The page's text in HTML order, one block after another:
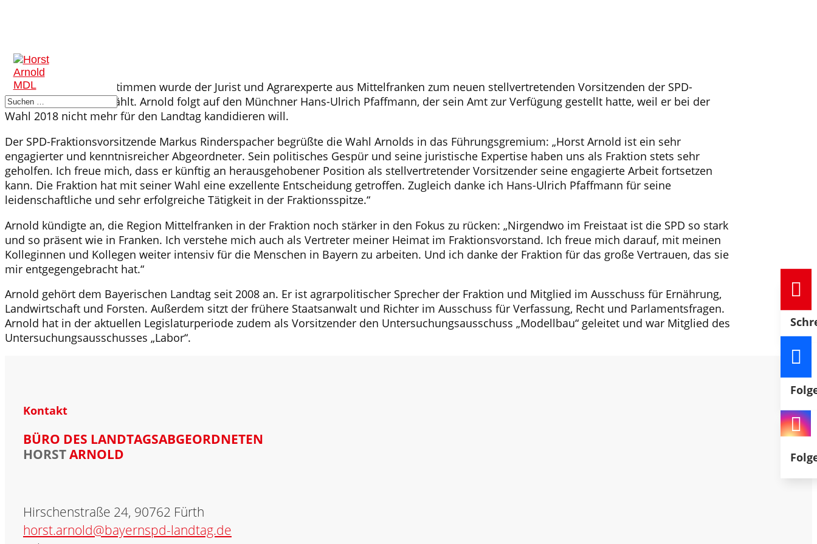
Mit 80,5 Prozent der Stimmen wurde der Jurist und Agrarexperte aus Mittelfranken zum neuen stellvertretenden Vorsitzenden der SPD-
Landtagsfraktion gewählt. Arnold folgt auf den Münchner Hans-Ulrich Pfaffmann, der sein Amt zur Verfügung gestellt hatte, weil er bei der
Wahl 2018 nicht mehr für den Landtag kandidieren will.
Der SPD-Fraktionsvorsitzende Markus Rinderspacher begrüßte die Wahl Arnolds in das Führungsgremium: „Horst Arnold ist ein sehr
engagierter und kenntnisreicher Abgeordneter. Sein politisches Gespür und seine juristische Expertise haben uns als Fraktion stets sehr
geholfen. Ich freue mich, dass er künftig an herausgehobener Position als stellvertretender Vorsitzender seine engagierte Arbeit fortsetzen
kann. Die Fraktion hat mit seiner Wahl eine exzellente Entscheidung getroffen. Zugleich danke ich Hans-Ulrich Pfaffmann für seine
leidenschaftliche und sehr erfolgreiche Tätigkeit in der Fraktionsspitze.“
Arnold kündigte an, die Region Mittelfranken in der Fraktion noch stärker in den Fokus zu rücken: „Nirgendwo im Freistaat ist die SPD so stark
und so präsent wie in Franken. Ich verstehe mich auch als Vertreter meiner Heimat im Fraktionsvorstand. Ich freue mich darauf, mit meinen
Kolleginnen und Kollegen weiter intensiv für die Menschen in Bayern zu arbeiten. Und ich danke der Fraktion für das große Vertrauen, das sie
mir entgegengebracht hat.“
Arnold gehört dem Bayerischen Landtag seit 2008 an. Er ist agrarpolitischer Sprecher der Fraktion und Mitglied im Ausschuss für Ernährung,
Landwirtschaft und Forsten. Außerdem sitzt der frühere Staatsanwalt und Richter im Ausschuss für Verfassung, Recht und Parlamentsfragen.
Arnold hat in der aktuellen Legislaturperiode zudem als Vorsitzender den Untersuchungsausschuss „Modellbau“ geleitet und war Mitglied des
Untersuchungsausschusses „Labor“.
Kontakt
BÜRO DES LANDTAGSABGEORDNETEN
HORSTARNOLD
Hirschenstraße 24, 90762 Fürth
horst.arnold@bayernspd-landtag.de


